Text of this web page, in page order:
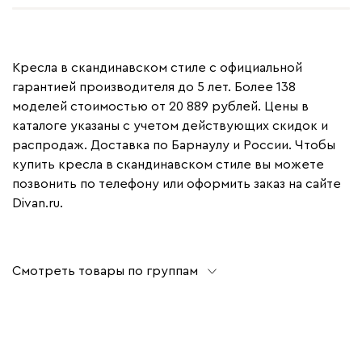
Кресла в скандинавском стиле с официальной
гарантией производителя до 5 лет. Более 138
моделей стоимостью от 20 889 рублей. Цены в
каталоге указаны с учетом действующих скидок и
распродаж. Доставка по Барнаулу и России. Чтобы
купить кресла в скандинавском стиле вы можете
позвонить по телефону или оформить заказ на сайте
Divan.ru.
Смотреть товары по группам